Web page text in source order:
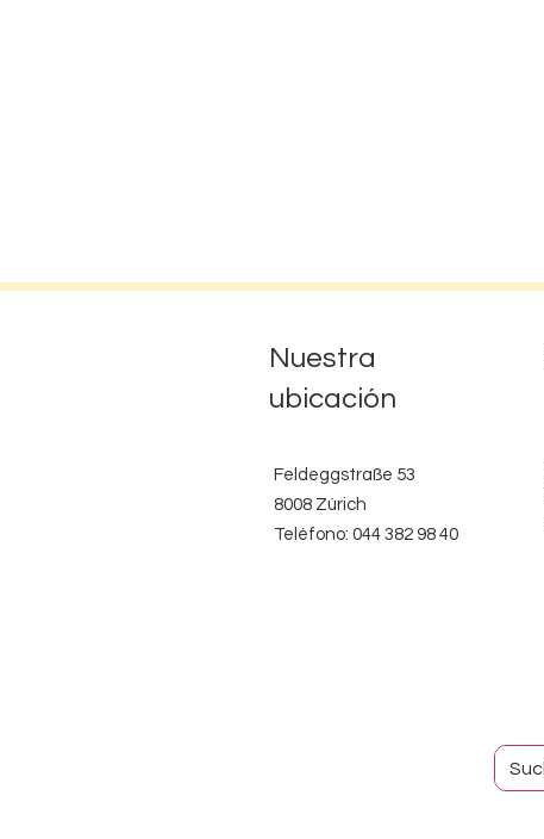
Nuestra
ubicación
Feldeggstraße 53
8008 Zúrich
Teléfono: 044 382 98 40